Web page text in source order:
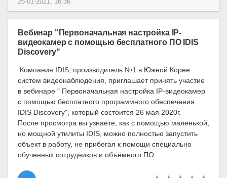
26-01-2021, 16:36
Вебинар "Первоначальная настройка IP-
видеокамер с помощью бесплатного ПО IDIS
Discovery"
Компания IDIS, производитель №1 в Южной Корее
систем видеонаблюдения, приглашает принять участие
в вебинаре " Первоначальная настройка IP-видеокамер
с помощью бесплатного программного обеспечения
IDIS Discovery", который состоится 26 мая 2020г.
После просмотра вы узнаете, как с помощью маленькой,
но мощной утилиты IDIS, можно полностью запустить
объект в работу, не прибегая к помощи специально
обученных сотрудников и объёмного ПО.